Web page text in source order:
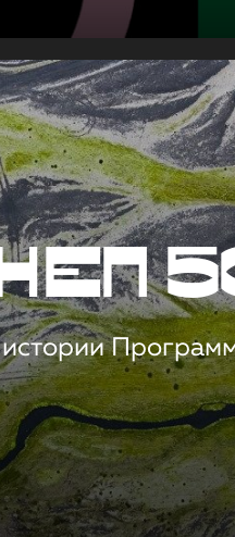
истории